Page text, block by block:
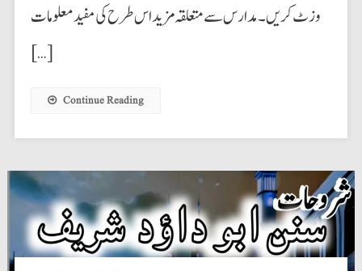
وزٹ کریں۔ مدارس سے متعلقہ مزید اس طرح کی مفید معلومات
[…]
Continue Reading